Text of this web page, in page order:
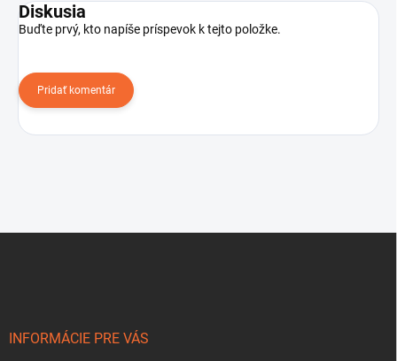
Diskusia
Buďte prvý, kto napíše príspevok k tejto položke.
Pridať komentár
INFORMÁCIE PRE VÁS